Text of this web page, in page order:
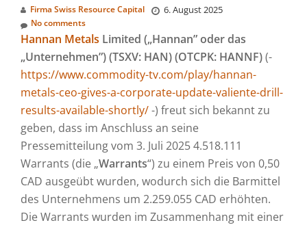
Firma Swiss Resource Capital 6. August 2025
No comments
Hannan Metals Limited („Hannan” oder das
„Unternehmen”) (TSXV: HAN) (OTCPK: HANNF)(-
https://www.commodity-tv.com/play/hannan-
metals-ceo-gives-a-corporate-update-valiente-drill-
results-available-shortly/-) freut sich bekannt zu
geben, dass im Anschluss an seine
Pressemitteilung vom 3. Juli 2025 4.518.111
Warrants (die „Warrants“) zu einem Preis von 0,50
CAD ausgeübt wurden, wodurch sich die Barmittel
des Unternehmens um 2.259.055 CAD erhöhten.
Die Warrants wurden im Zusammenhang mit einer